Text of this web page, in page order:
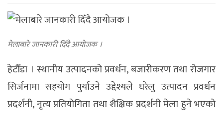
मेलाबारे जानकारी दिँदै आयोजक ।
हेटौँडा । स्थानीय उत्पादनको प्रवर्धन, बजारीकरण तथा रोजगार
सिर्जनामा सहयोग पुर्याउने उद्देश्यले घरेलु उत्पादन प्रवर्धन
प्रदर्शनी, नृत्य प्रतियोगिता तथा शैक्षिक प्रदर्शनी मेला हुने भएको